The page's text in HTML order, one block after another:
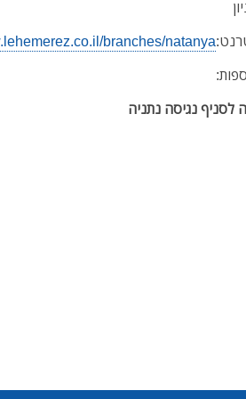
branches/natanya
לסניף נגיסה נתניה